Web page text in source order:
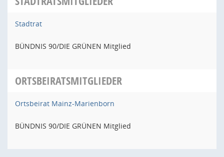
Stadtrat
BÜNDNIS 90/DIE GRÜNEN Mitglied
ORTSBEIRATSMITGLIEDER
Ortsbeirat Mainz-Marienborn
BÜNDNIS 90/DIE GRÜNEN Mitglied